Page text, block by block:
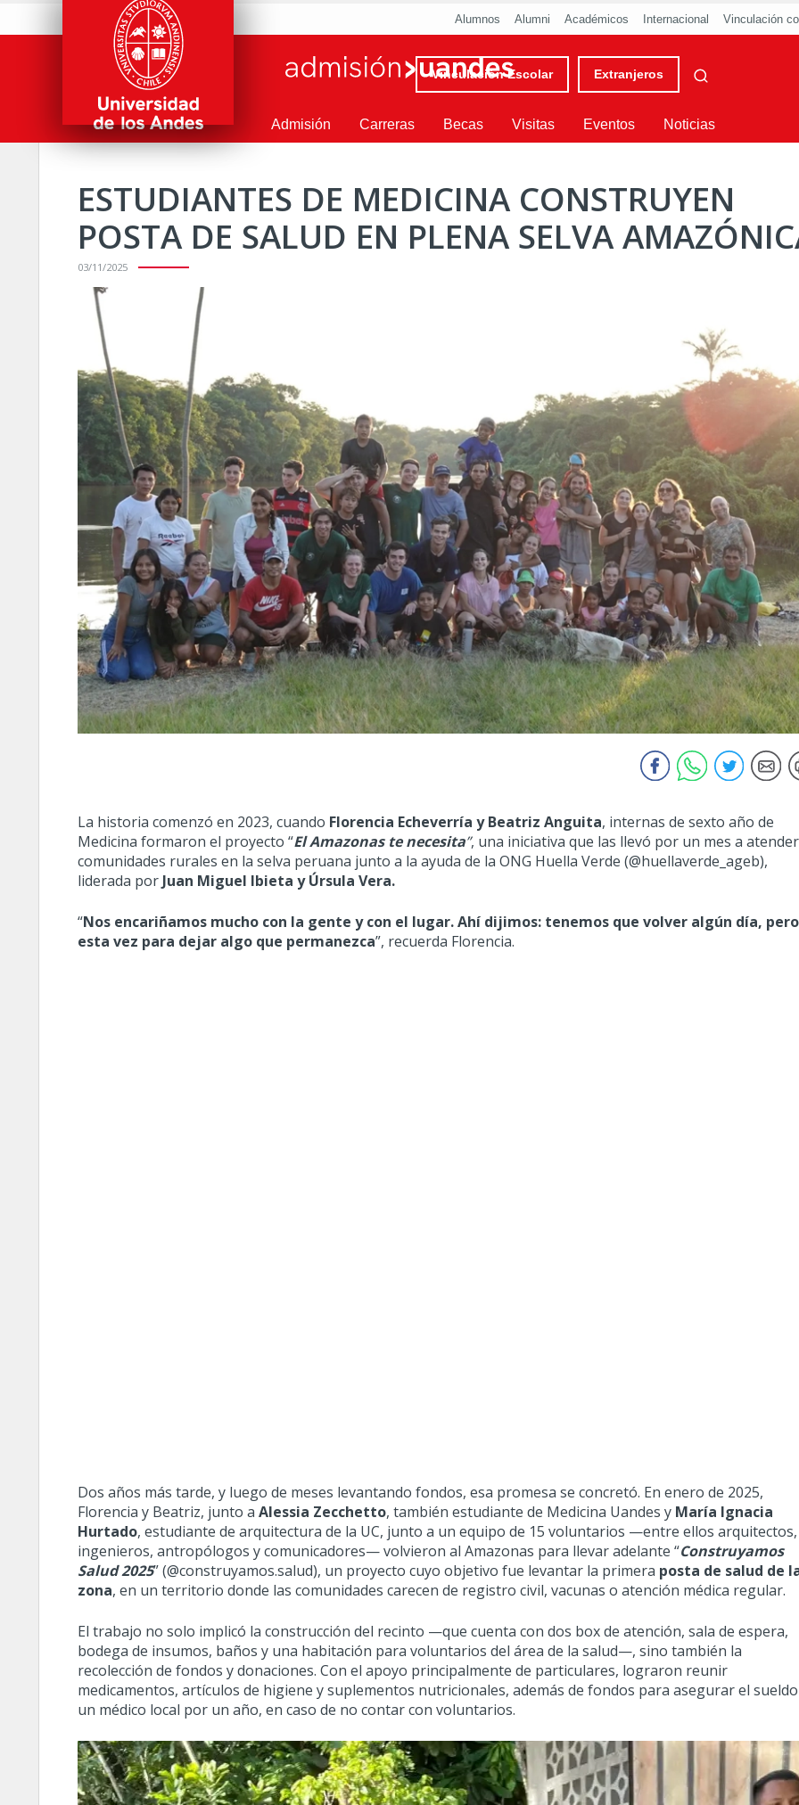
Alumnos Alumni Académicos Internacional Vinculación
Vinculación Escolar Extranjeros
Admisión Carreras Becas Visitas Eventos Noticias
/ Detalle Noticia
ESTUDIANTES DE MEDICINA CONSTRUYEN
POSTA DE SALUD EN PLENA SELVA
03/11/2025
La historia comenzó en 2023, cuando Florencia Echeverría y Beatriz Anguita, internas de sexto año de
Medicina formaron el proyecto “El Amazonas te necesita”, una iniciativa que las llevó por un mes a atender
comunidades rurales en la selva peruana junto a la ayuda de la ONG Huella Verde (@huellaverde_ageb),
liderada por Juan Miguel Ibieta y Úrsula Vera.
“Nos encariñamos mucho con la gente y con el lugar. Ahí dijimos: tenemos que volver algún día, pero
esta vez para dejar algo que permanezca”, recuerda Florencia.
Dos años más tarde, y luego de meses levantando fondos, esa promesa se concretó. En enero de 2025,
Florencia y Beatriz, junto aAlessia Zecchetto, también estudiante de Medicina Uandes y María Ignacia
Hurtado, estudiante de arquitectura de la UC, junto a un equipo de 15 voluntarios —entre ellos arquitectos,
ingenieros, antropólogos y comunicadores— volvieron al Amazonas para llevar adelante “Construyamos
Salud 2025” (@construyamos.salud), un proyecto cuyo objetivo fue levantar la primera posta de salud de
zona, en un territorio donde las comunidades carecen de registro civil, vacunas o atención médica regular.
El trabajo no solo implicó la construcción del recinto —que cuenta con dos box de atención, sala de espera,
bodega de insumos, baños y una habitación para voluntarios del área de la salud—, sino también la
recolección de fondos y donaciones. Con el apoyo principalmente de particulares, lograron reunir
medicamentos, artículos de higiene y suplementos nutricionales, además de fondos para asegurar el
un médico local por un año, en caso de no contar con voluntarios.